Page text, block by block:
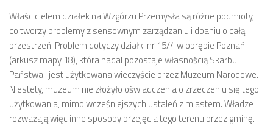
numer 3(5)/2016
numer 2(4)/2016
numer 1(3)/2016
numer 2/2015
numer 1/2015
Właścicielem działek na Wzgórzu Przemysła są różne podmioty,
co tworzy problemy z sensownym zarządzaniu i dbaniu o całą
przestrzeń. Problem dotyczy działki nr 15/4 w obrębie Poznań
(arkusz mapy 18), która nadal pozostaje własnością Skarbu
Państwa i jest użytkowana wieczyście przez Muzeum Narodowe.
Niestety, muzeum nie złożyło oświadczenia o zrzeczeniu się tego
użytkowania, mimo wcześniejszych ustaleń z miastem. Władze
rozważają więc inne sposoby przejęcia tego terenu przez gminę.